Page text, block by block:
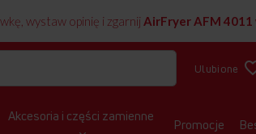
wystaw opinię i zgarnij AirFryer AFM
Ulubione
Akcesoria i części zamienne Promocje